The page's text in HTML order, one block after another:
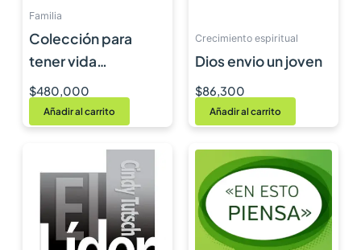
Familia
Colección para
tener vida
abundante
$480,000
Añadir al carrito
Crecimiento espiritual
Dios envio un joven
$86,300
Añadir al carrito